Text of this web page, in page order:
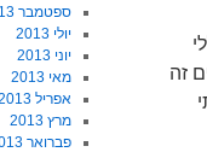
זה
ספטמבר 2013
יולי 2013
יוני 2013
מאי 2013
אפריל 2013
מרץ 2013
פברואר 2013